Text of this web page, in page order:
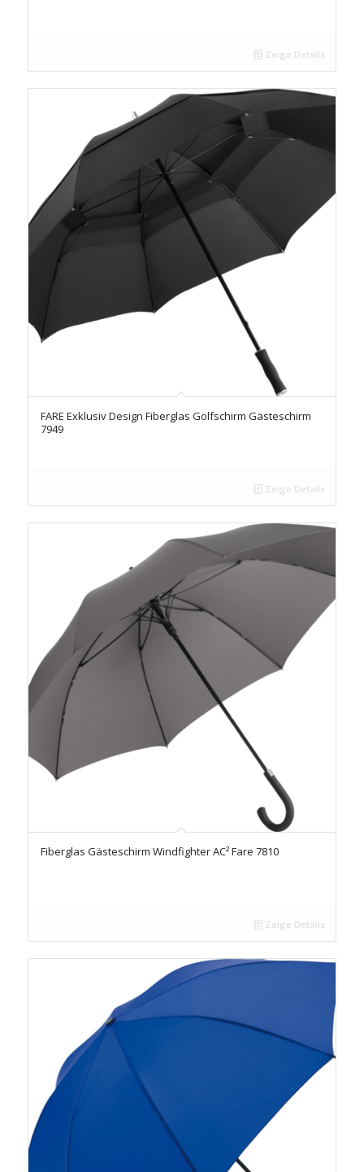
Zeige Details
FARE Exklusiv Design Fiberglas Golfschirm Gästeschirm
7949
Zeige Details
Fiberglas Gästeschirm Windfighter AC² Fare 7810
Zeige Details